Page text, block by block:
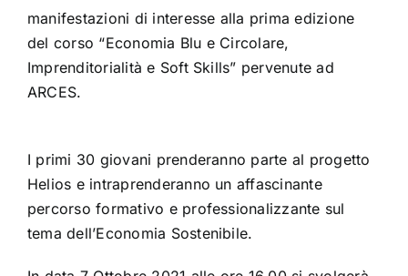
manifestazioni di interesse alla prima edizione
del corso “Economia Blu e Circolare,
Imprenditorialità e Soft Skills” pervenute ad
ARCES.
I primi 30 giovani prenderanno parte al progetto
Helios e intraprenderanno un affascinante
percorso formativo e professionalizzante sul
tema dell’Economia Sostenibile.